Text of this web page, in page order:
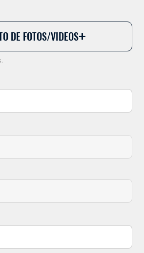
DE FOTOS/VIDEOS